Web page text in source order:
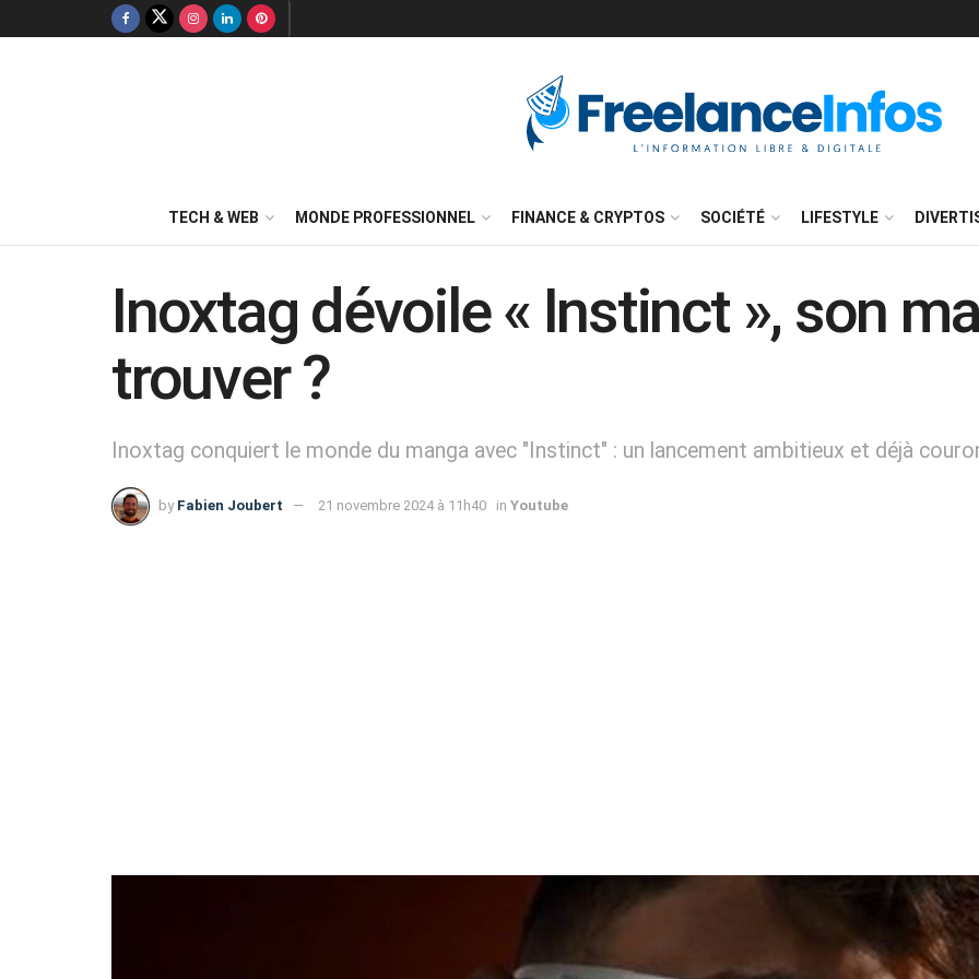
TECH & WEB MONDE PROFESSIONNEL FINANCE & CRYPTOS SOCIÉTÉ LIFESTYLE
Inoxtag dévoile « Instinct », son
trouver ?
Inoxtag conquiert le monde du manga avec "Instinct" : un lancement ambitieux et déjà
by Fabien Joubert 21 novembre 2024 à 11h40 in Youtube